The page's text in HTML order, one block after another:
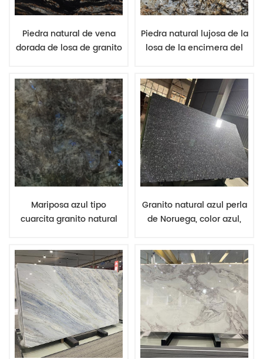
Piedra natural de vena
dorada de losa de granito
encimera prefabricada
Piedra natural lujosa de la
losa de la encimera del
del oro para la
sobremesa
Mariposa azul tipo
cuarcita granito natural
piedra natural
Granito natural azul perla
de Noruega, color azul,
granito, piedra, suministro
de China, precio